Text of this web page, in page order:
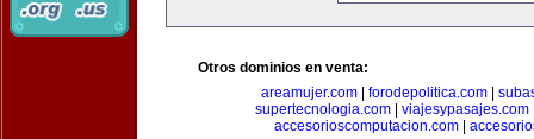
Otros dominios en venta:
areamujer.com
forodepolitica.com
supertecnologia.com| viajesypasajes.com
accesorioscomputacion.com